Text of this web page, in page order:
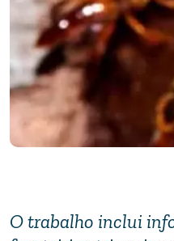
O trabalho inclui